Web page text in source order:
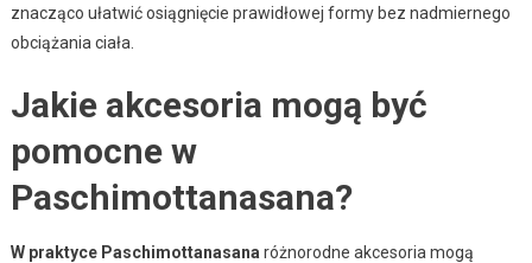
znacząco ułatwić osiągnięcie prawidłowej formy bez nadmiernego
obciążania ciała.
Jakie akcesoria mogą być
pomocne w
Paschimottanasana?
W praktyce Paschimottanasana różnorodne akcesoria mogą